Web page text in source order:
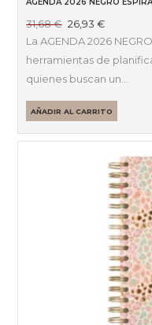
AGENDA 2026 NEGRO
31,68€ El
precio
era:
31,68 €.
26,93€El
precio
es:
26,93 €.
La AGENDA 2026
herramientas de
quienes buscan un…
AÑADIR AL CARRITO